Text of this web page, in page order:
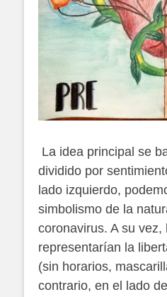
La idea principal se
dividido por
lado izquierdo,
simbolismo de la
coronavirus. A su vez,
representarían la
(sin horarios,
contrario, en el lado